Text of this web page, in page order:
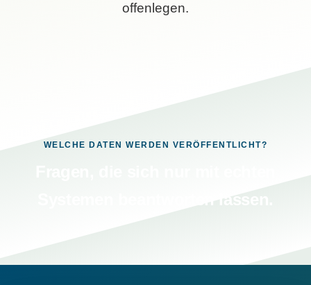
offenlegen.
WELCHE DATEN WERDEN VERÖFFENTLICHT?